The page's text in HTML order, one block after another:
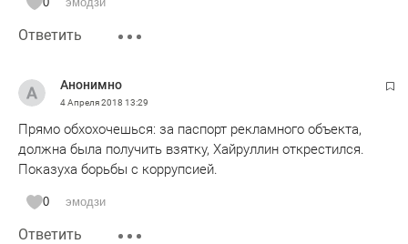
Ответить
Анонимно
4 Апреля 2018 13:29
Прямо обхохочешься: за паспорт рекламного объекта,
должна была получить взятку, Хайруллин открестился.
Показуха борьбы с коррупсией.
0 эмодзи
Ответить